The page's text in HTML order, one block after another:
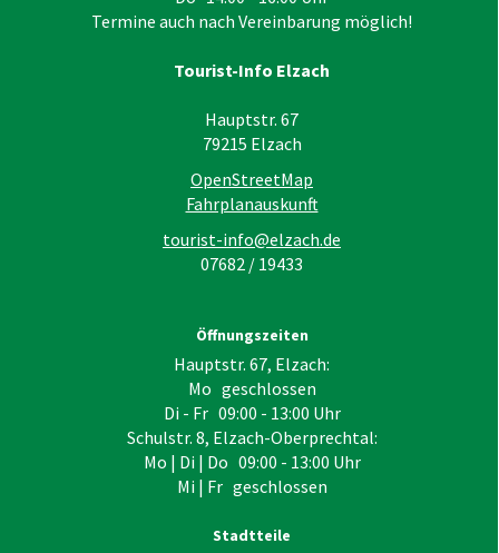
Termine auch nach Vereinbarung möglich!
Tourist-Info Elzach
Hauptstr. 67
79215 Elzach
OpenStreetMap
Fahrplanauskunft
tourist-info@elzach.de
07682 / 19433
Öffnungszeiten
Hauptstr. 67, Elzach:
Mo geschlossen
Di - Fr 09:00 - 13:00 Uhr
Schulstr. 8, Elzach-Oberprechtal:
Mo | Di | Do 09:00 - 13:00 Uhr
Mi | Fr geschlossen
Stadtteile